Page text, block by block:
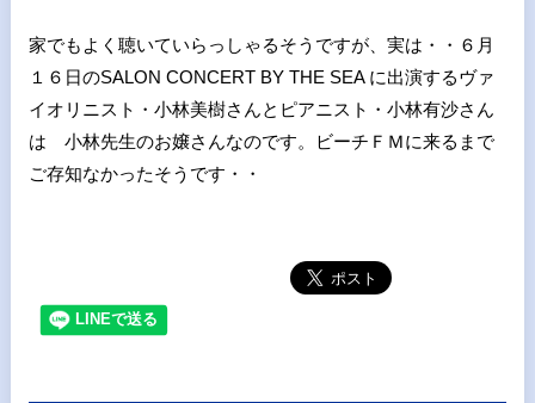
家でもよく聴いていらっしゃるそうですが、実は・・６月
１６日のSALON CONCERT BY THE SEA に出演するヴァ
イオリニスト・小林美樹さんとピアニスト・小林有沙さん
は 小林先生のお嬢さんなのです。ビーチＦＭに来るまで
ご存知なかったそうです・・